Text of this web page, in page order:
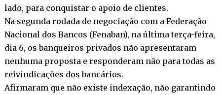
lado, para conquistar o apoio de clientes.
Na segunda rodada de negociação com a Federação
Nacional dos Bancos (Fenaban), na última terça-feira,
dia 6, os banqueiros privados não apresentaram
nenhuma proposta e responderam não para todas as
reivindicações dos bancários.
Afirmaram que não existe indexação, não garantindo